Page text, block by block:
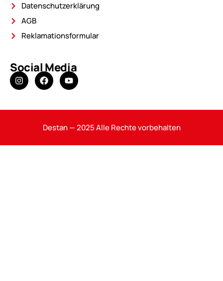
Datenschutzerklärung
AGB
Reklamationsformular
Social Media
Destan — 2025 Alle Rechte vorbehalten